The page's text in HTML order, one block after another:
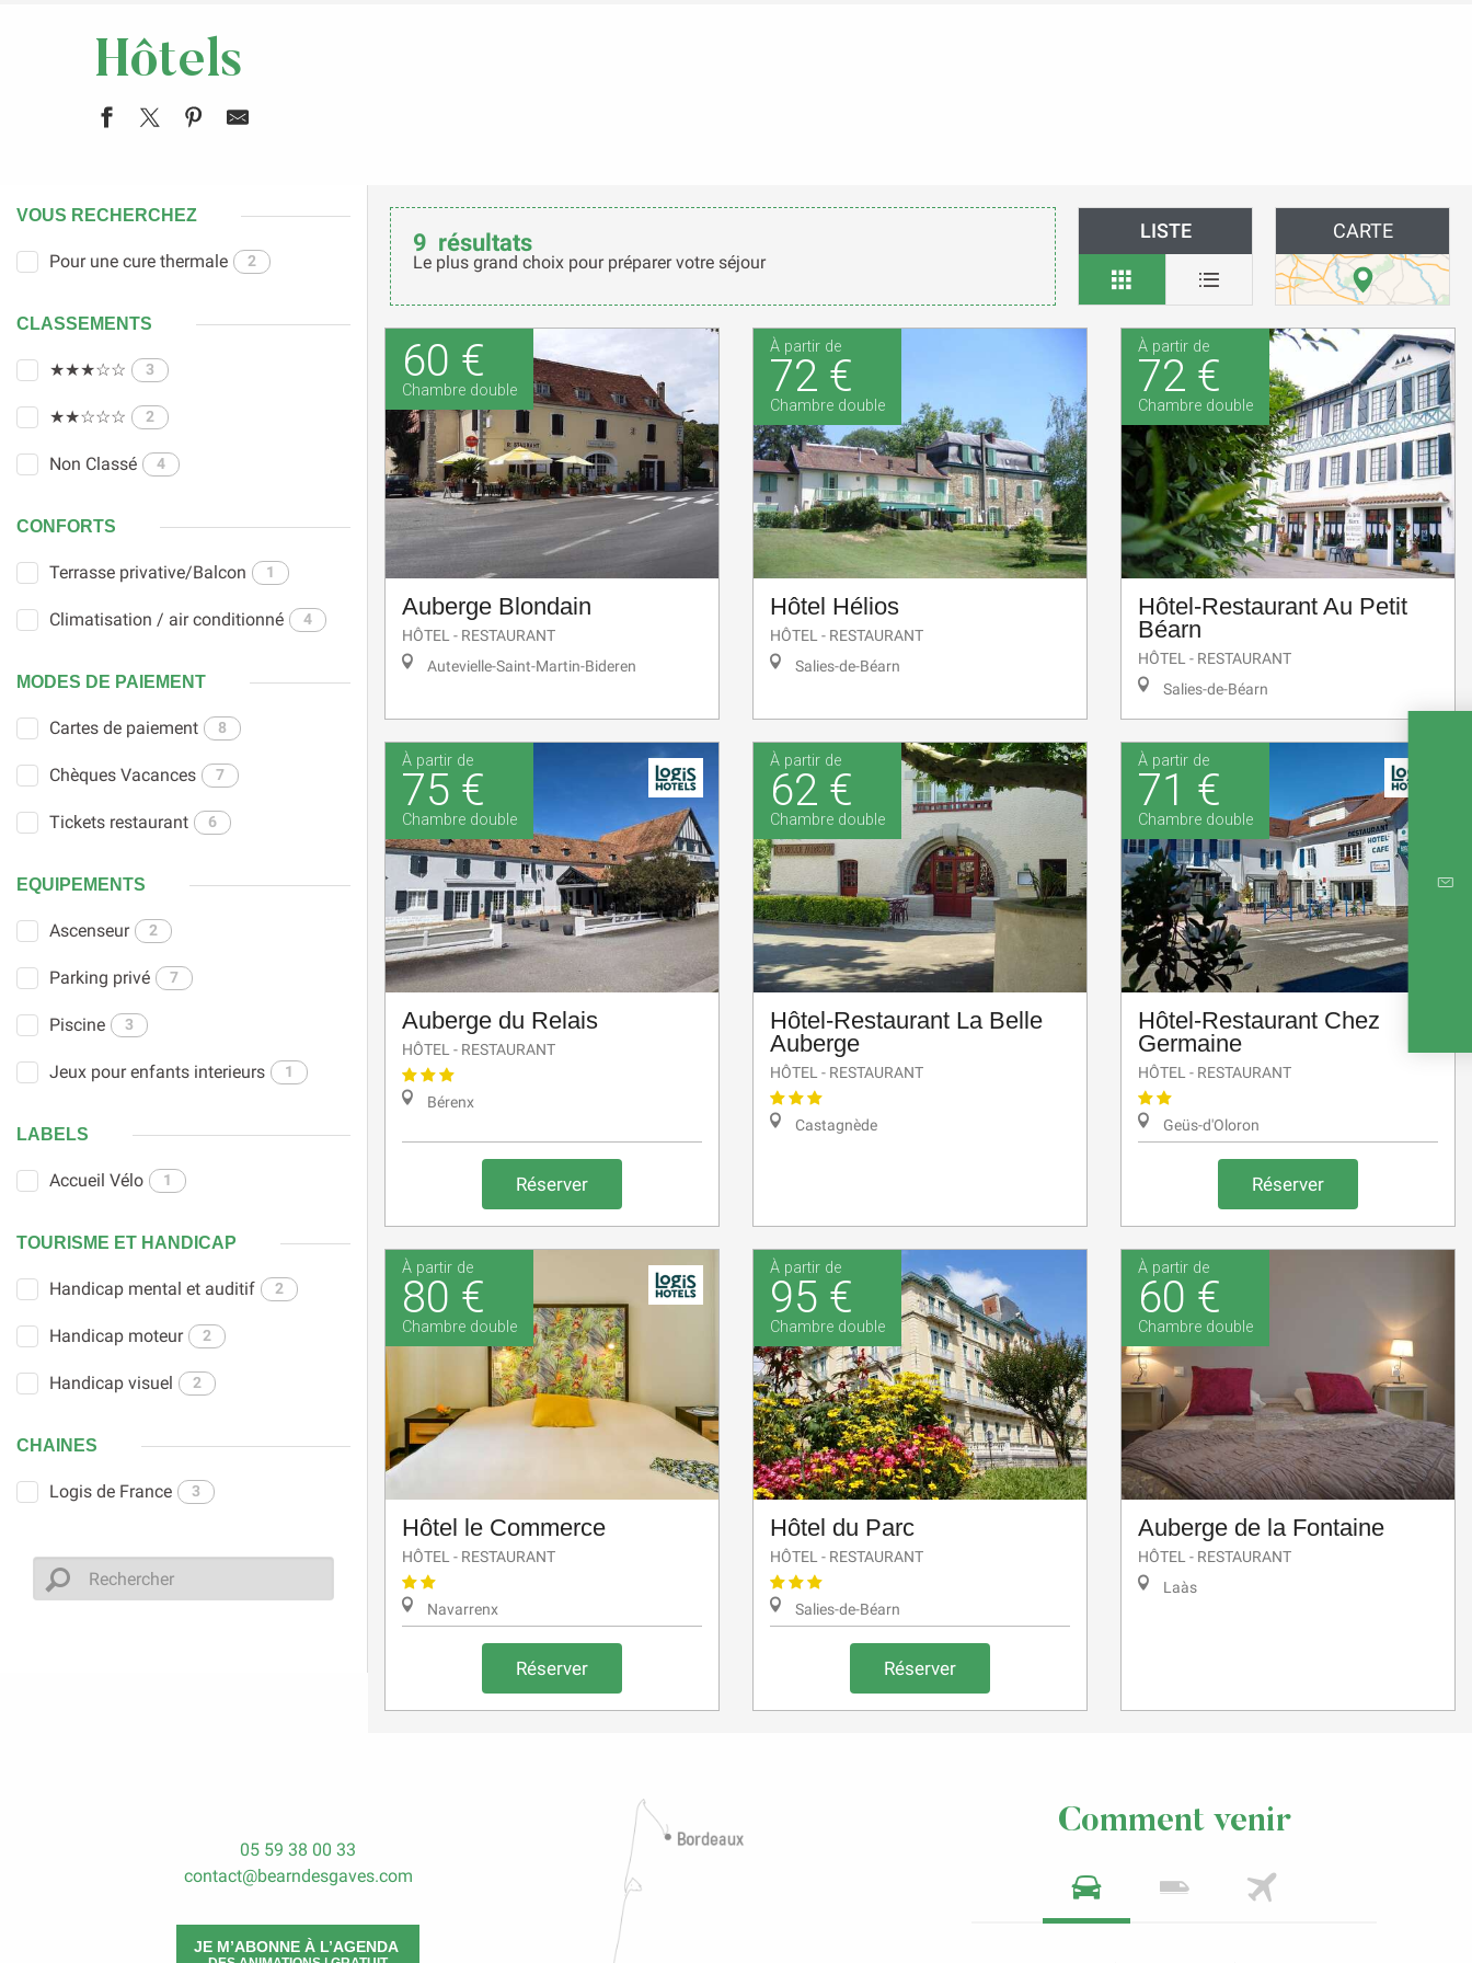
Hôtels
VOUS RECHERCHEZ
Pour une cure thermale 2
CLASSEMENTS
★★★☆☆ 3
★★☆☆☆ 2
Non Classé 4
CONFORTS
Terrasse privative/Balcon 1
Climatisation / air conditionné 4
MODES DE PAIEMENT
Cartes de paiement 8
Chèques Vacances 7
Tickets restaurant 6
EQUIPEMENTS
Ascenseur 2
Parking privé 7
Piscine 3
Jeux pour enfants interieurs 1
LABELS
Accueil Vélo 1
TOURISME ET HANDICAP
Handicap mental et auditif 2
Handicap moteur 2
Handicap visuel 2
CHAÎNES
Logis de France 3
9 résultats
Le plus grand choix pour préparer votre séjour
LISTE CARTE
60 €
Chambre double
Auberge Blondain
HÔTEL - RESTAURANT
Autevielle-Saint-Martin-Bideren
À partir de
72 €
Chambre double
Hôtel Hélios
HÔTEL - RESTAURANT
Salies-de-Béarn
À partir de
72 €
Chambre double
Hôtel-Restaurant Au Petit
Béarn
HÔTEL - RESTAURANT
Salies-de-Béarn
À partir de
75 €
Chambre double
Auberge du Relais
HÔTEL - RESTAURANT
Bérenx
Réserver
À partir de
62 €
Chambre double
Hôtel-Restaurant La Belle
Auberge
HÔTEL - RESTAURANT
Castagnède
À partir de
71 €
Chambre double
Hôtel-Restaurant Chez
Germaine
HÔTEL - RESTAURANT
Geüs-d'Oloron
Réserver
À partir de
80 €
Chambre double
Hôtel le Commerce
HÔTEL - RESTAURANT
Navarrenx
Réserver
À partir de
95 €
Chambre double
Hôtel du Parc
HÔTEL - RESTAURANT
Salies-de-Béarn
Réserver
À partir de
60 €
Chambre double
Auberge de la Fontaine
HÔTEL - RESTAURANT
Laàs
05 59 38 00 33
contact@bearndesgaves.com
JE M’ABONNE À L’AGENDA
Comment venir